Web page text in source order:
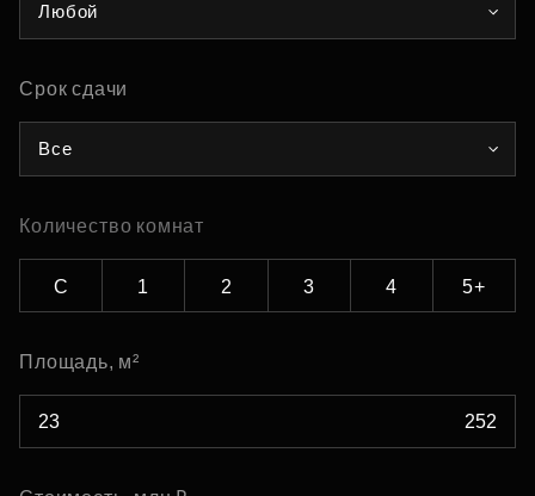
Любой
Срок сдачи
Все
Количество комнат
С 1 2 3 4 5+
Площадь, м²